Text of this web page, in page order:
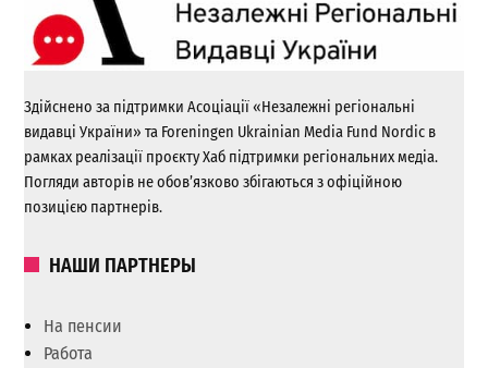
Здійснено за підтримки Асоціації «Незалежні регіональні
видавці України» та Foreningen Ukrainian Media Fund Nordic в
рамках реалізації проєкту Хаб підтримки регіональних медіа.
Погляди авторів не обов’язково збігаються з офіційною
позицією партнерів.
НАШИ ПАРТНЕРЫ
На пенсии
Работа